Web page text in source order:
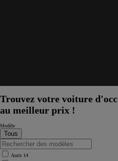
Trouvez votre voiture
au meilleur prix !
Modèle
Auris 14